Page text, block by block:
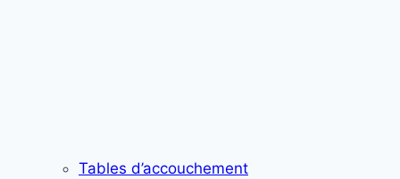
Tables d’accouchement